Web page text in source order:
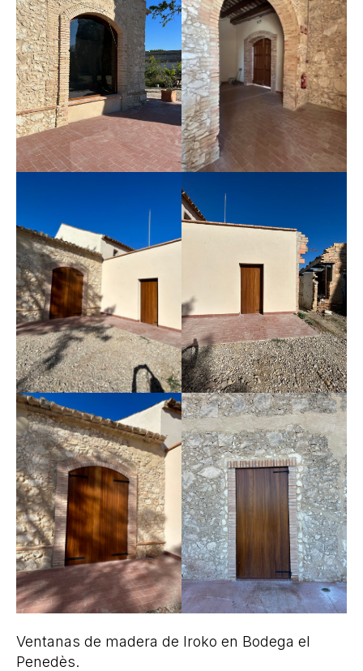
Ventanas de madera de Iroko en Bodega el
Penedès.